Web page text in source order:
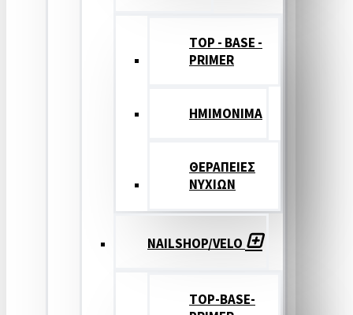
TOP - BASE -
PRIMER
ΗΜΙΜΟΝΙΜΑ
ΘΕΡΑΠΕΙΕΣ
ΝΥΧΙΩΝ
NAILSHOP/VELO
TOP-BASE-